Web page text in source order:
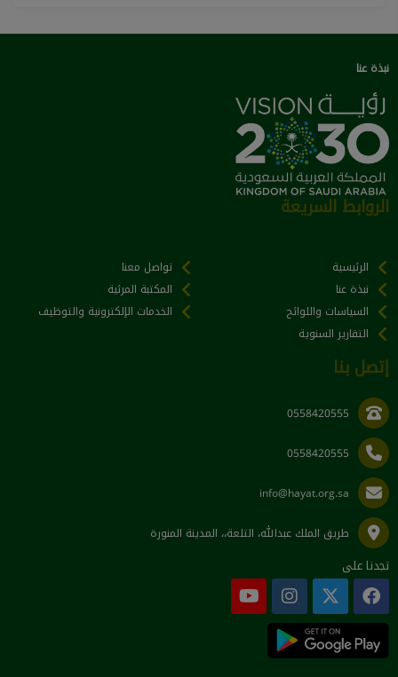
نبذة عنا
الروابط السريعة
الرئيسية
نبذة عنا
السياسات واللوائح
التقارير السنوية
تواصل معنا
المكتبة المرئية
الخدمات الإلكترونية والتوظيف
إتصل بنا
0558420555
0558420555
info@hayat.org.sa
طريق الملك عبدالله، التلعة،، المدينة المنورة
تجدنا على